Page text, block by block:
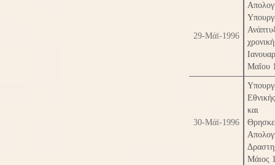
29-Μάϊ-1996
Μαΐου
30-Μάϊ-1996
και
Μάιος